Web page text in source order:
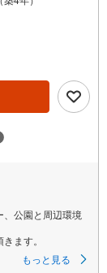
公園と周辺環境
きます。
もっと見る